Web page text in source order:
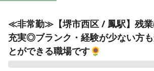
≪非常勤≫【堺市西区 / 鳳駅】残
充実◎ブランク・経験が少ない方
とができる職場です🌻